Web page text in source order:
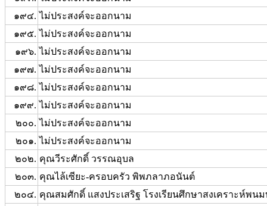
๑๙๔. ไม่ประสงค์จะออกนาม
๑๙๕. ไม่ประสงค์จะออกนาม
๑๙๖. ไม่ประสงค์จะออกนาม
๑๙๗. ไม่ประสงค์จะออกนาม
๑๙๘. ไม่ประสงค์จะออกนาม
๑๙๙. ไม่ประสงค์จะออกนาม
๒๐๐. ไม่ประสงค์จะออกนาม
๒๐๑. ไม่ประสงค์จะออกนาม
๒๐๒. คุณวีระศักดิ์ วรรณอุบล
๒๐๓. คุณไล้เซียะ-ครอบครัว พิพภลาภอนันต์
๒๐๔. คุณสมศักดิ์ แสงประเสริฐ โรงเรียนศึกษาสงเคราะห์พน